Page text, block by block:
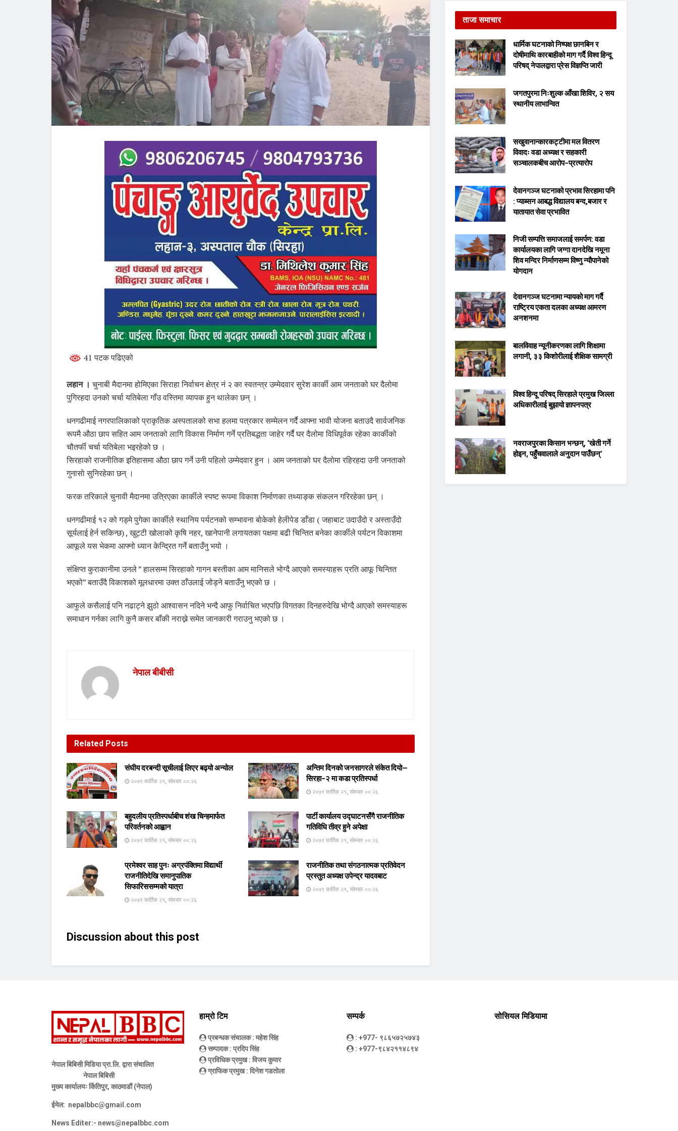
41 पटक पढिएको
लहान । चुनाबी मैदानमा होमिएका सिराहा निर्वाचन क्षेत्र नं २ का स्वतन्त्र उम्मेदवार सुरेश कार्की आम जनताको घर दैलोमा
पुगिरहदा उनको चर्चा यतिबेला गाँउ वस्तिमा व्यापक हुन थालेका छन् ।
धनगढीमाई नगरपालिकाको प्राकृतिक अस्पतालको सभा हलमा पत्रकार सम्मेलन गर्दै आफ्ना भावी योजना बताउदै सार्वजनिक
रूपमै औठा छाप सहित आम जनताको लागि विकास निर्माण गर्ने प्रतिबद्धता जाहेर गर्दै घर दैलोमा विधिपूर्वक रहेका कार्कीको
चौतर्फी चर्चा यतिबेला भइरहेको छ ।
सिरहाको राजनीतिक इतिहासमा औठा छाप गर्ने उनी पहिलो उम्मेदवार हुन । आम जनताको घर दैलोमा रहिरहदा उनी जनताको
गुनासाे सुनिरहेका छन् ।
फरक तरिकाले चुनावी मैदानमा उत्रिएका कार्कीले स्पष्ट रूपमा विकाश निर्माणका तथ्याङ्क संकलन गरिरहेका छन् ।
धनगढीमाई १२ को गड्मे पुगेका कार्कीले स्थानिय पर्यटनको सम्भावना बोकेको हेलीपेड डाँडा ( जहाबाट उदाउँदो र अस्ताउँदो
सूर्यलाई हेर्न सकिन्छ) , खुट्टी खोलाको कृषि नहर, खानेपानी लगायतका पक्षमा बढी चिन्तित बनेका कार्कीले पर्यटन विकाशमा
आफूले यस भेकमा आफ्नो ध्यान केन्द्रित गर्ने बताउँनु भयो ।
संक्षिप्त कुराकानीमा उनले ” हालसम्म सिरहाको गागन बस्तीका आम मानिसले भोग्दै आएको समस्याहरू प्रति आफू चिन्तित
भएको” बताउँदै विकाशको मूलधारमा उक्त ठाँउलाई जोड्ने बताउँनु भएको छ ।
आफुले कसैलाई पनि नढाट्ने झुठो आश्वासन नदिने भन्दै आफु निर्वाचित भएपछि विगतका दिनहरुदेखि भोग्दै आएको समस्याहरू
समाधान गर्नका लागि कुनै कसर बाँकी नराख्ने समेत जानकारी गराउनु भएको छ ।
नेपाल बीबीसी
Related Posts
संघीय दरबन्दी सूचीलाई लिएर बढ्यो अन्योल
२०७९ कार्तिक २१, सोमबार ००:२६
अन्तिम दिनको जनसागरले संकेत दियो—
सिरहा–२ मा कडा प्रतिस्पर्धा
२०७९ कार्तिक २१, सोमबार ००:२६
बहुदलीय प्रतिस्पर्धाबीच शंख चिन्हमार्फत
परिवर्तनको आह्वान
२०७९ कार्तिक २१, सोमबार ००:२६
पार्टी कार्यालय उद्घाटनसँगै राजनीतिक
गतिविधि तीव्र हुने अपेक्षा
२०७९ कार्तिक २१, सोमबार ००:२६
प्रमेश्वर साह पुनः अग्रपंक्तिमा विद्यार्थी
राजनीतिदेखि समानुपातिक
सिफारिससम्मको यात्रा
२०७९ कार्तिक २१, सोमबार ००:२६
राजनीतिक तथा संगठनात्मक प्रतिवेदन
प्रस्तुत अध्यक्ष उपेन्द्र यादवबाट
२०७९ कार्तिक २१, सोमबार ००:२६
Discussion about this post
ताजा समाचार
धार्मिक घटनाको निष्पक्ष छानबिन र
दोषीमाथि कारबाहीको माग गर्दै विश्व हिन्दू
परिषद् नेपालद्वारा प्रेस विज्ञप्ति जारी
जगतपुरमा निःशुल्क आँखा शिविर, २ सय
स्थानीय लाभान्वित
सखुवानान्कारकट्टीमा मल वितरण
विवादः वडा अध्यक्ष र सहकारी
सञ्चालकबीच आरोप–प्रत्यारोप
देवानगञ्ज घटनाको प्रभाव सिरहामा पनि
: प्याब्सन आबद्ध विद्यालय बन्द,बजार र
यातायात सेवा प्रभावित
निजी सम्पत्ति समाजलाई समर्पण: वडा
कार्यालयका लागि जग्गा दानदेखि नमूना
शिव मन्दिर निर्माणसम्म विष्णु न्यौपानेको
योगदान
देवानगञ्ज घटनामा न्यायको माग गर्दै
राष्ट्रिय एकता दलका अध्यक्ष आमरण
अनशनमा
बालविवाह न्यूनीकरणका लागि शिक्षामा
लगानी, ३३ किशोरीलाई शैक्षिक सामग्री
विश्व हिन्दू परिषद् सिरहाले प्रमुख जिल्ला
अधिकारीलाई बुझायो ज्ञापनपत्र
नवराजपुरका किसान भन्छन्, ‘खेती गर्ने
होइन, पहुँचवालाले अनुदान पाउँछन्’
नेपाल बिबिसी मिडिया प्रा.लि. द्वारा संचालित
नेपाल बिबिसी
मुख्य कार्यालयः र्कितिपुर, काठमाडौं (नेपाल)
ईमेल: nepalbbc@gmail.com
News Editer:- news@nepalbbc.com
हाम्रो टिम
प्रबन्धक संचालक: महेश सिंह
सम्पादक: प्रदिप सिंह
प्रविधिक प्रमुख: विजय कुमार
ग्राफिक प्रमुख: दिनेश गडतोला
सम्पर्क
: +977- ९८६५७२५७४३
: +977-९८४२११४८९४
सोसियल मिडियामा